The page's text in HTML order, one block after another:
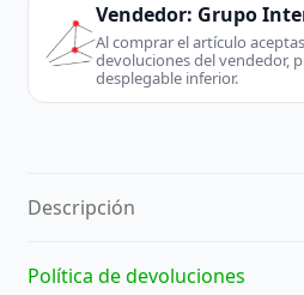
cantidad
Vendedor: Grupo
Al comprar el artículo
devoluciones del vendedor,
desplegable inferior.
Descripción
Política de devoluciones